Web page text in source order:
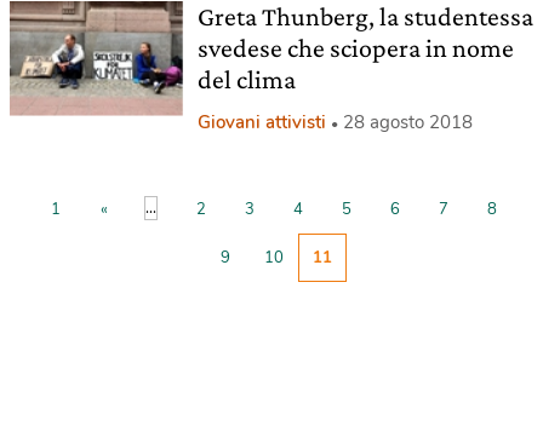
Greta Thunberg, la studentessa
svedese che sciopera in nome
del clima
Giovani attivisti 28 agosto 2018
1 « ... 2 3 4 5 6 7 8
9 10 11